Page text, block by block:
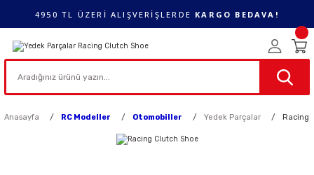
4950 TL ÜZERİ ALIŞVERİŞLERDE KARGO BEDAVA!
Anasayfa RC Modeller Otomobiller Yedek Parçalar Racing